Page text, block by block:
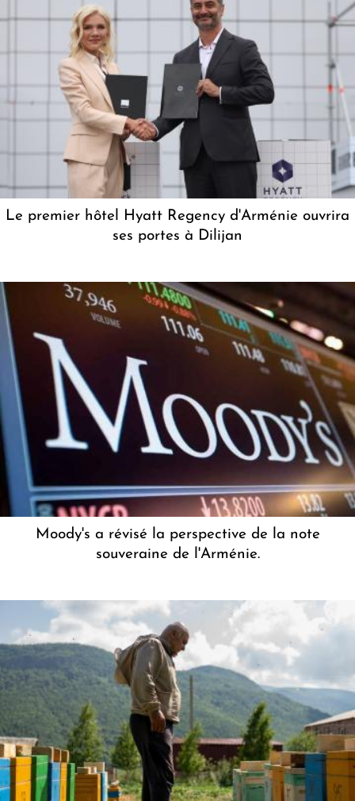
Le premier hôtel Hyatt Regency d'Arménie ouvrira
ses portes à Dilijan
Moody's a révisé la perspective de la note
souveraine de l'Arménie.